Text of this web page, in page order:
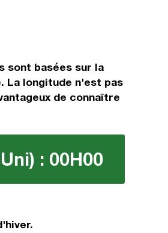
sont basées sur la
La longitude n'est pas
de connaître
: 00H00